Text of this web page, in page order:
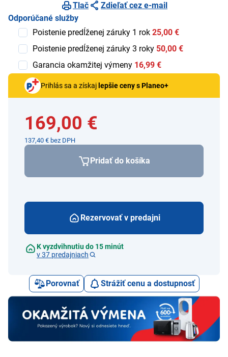
Tlač
Zdieľať cez e-mail
Odporúčané služby
Poistenie predĺženej záruky 1 rok 25,00 €
Poistenie predĺženej záruky 3 roky 50,00 €
Garancia okamžitej výmeny 16,99 €
Prihlás sa a získaj lepšie ceny s Planeo+
169,00 €
137,40 € bez DPH
Pridať do košíka
Rezervovať v predajni
K vyzdvihnutiu do 15 minút
v 37 predajniach
Porovnať Strážiť cenu a dostupnosť